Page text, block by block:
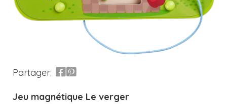
Partager:
Jeu magnétique Le verger